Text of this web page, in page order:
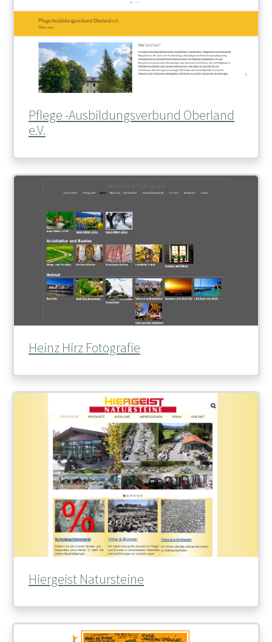
Pflege -Ausbildungsverbund Oberland
e.V.
Heinz Hirz Fotografie
Hiergeist Natursteine